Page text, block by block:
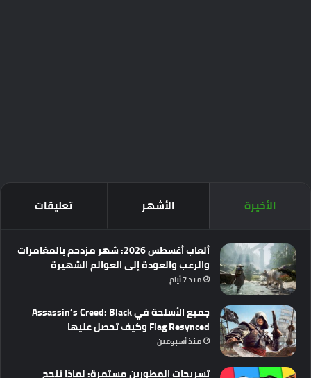
الأخيرة الأشهر تعليقات
ألعاب أغسطس 2026: شهر مزدحم بالمغامرات
والرعب والعودة إلى العوالم الشهيرة
منذ 7 أيام
جميع الأسلحة في Assassin’s Creed: Black
Flag Resynced وكيف تحصل عليها
منذ أسبوعين
تسريحات المطورين مستمرة: لماذا تنجح